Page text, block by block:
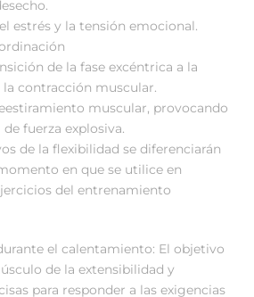
estrés y la tensión emocional.
de la fase excéntrica a la
contracción muscular.
muscular, provocando
fuerza explosiva.
de la flexibilidad se diferenciarán
en que se utilice en
del entrenamiento
el calentamiento: El objetivo
de la extensibilidad y
para responder a las exigencias